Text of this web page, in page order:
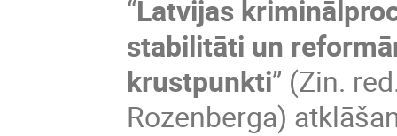
“Latvijas
stabilitāti un
krustpunkti” (Zin.
Rozenberga)